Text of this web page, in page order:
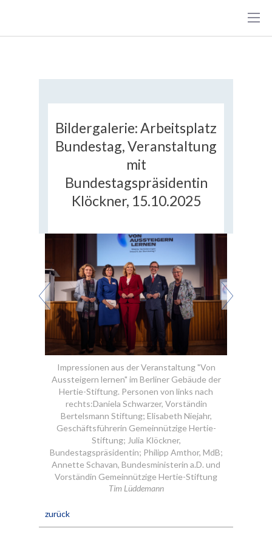
Bildergalerie: Arbeitsplatz
Bundestag, Veranstaltung
mit
Bundestagspräsidentin
Klöckner, 15.10.2025
Impressionen aus der Veranstaltung "Von
Aussteigern lernen" im Berliner Gebäude der
Hertie-Stiftung. Personen von links nach
rechts:Daniela Schwarzer, Vorständin
Bertelsmann Stiftung; Elisabeth Niejahr,
Geschäftsführerin Gemeinnützige Hertie-
Stiftung; Julia Klöckner,
Bundestagspräsidentin; Philipp Amthor, MdB;
Annette Schavan, Bundesministerin a.D. und
Vorständin Gemeinnützige Hertie-Stiftung
Tim Lüddemann
zurück